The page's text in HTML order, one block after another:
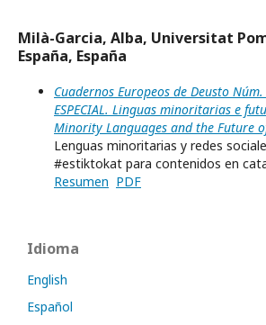
Milà-Garcia, Alba, Universitat
España, España
Cuadernos Europeos de Deusto
ESPECIAL. Linguas minoritarias e
Minority Languages and the Future
Lenguas minoritarias y redes
#estiktokat para contenidos en
Resumen PDF
Idioma
English
Español